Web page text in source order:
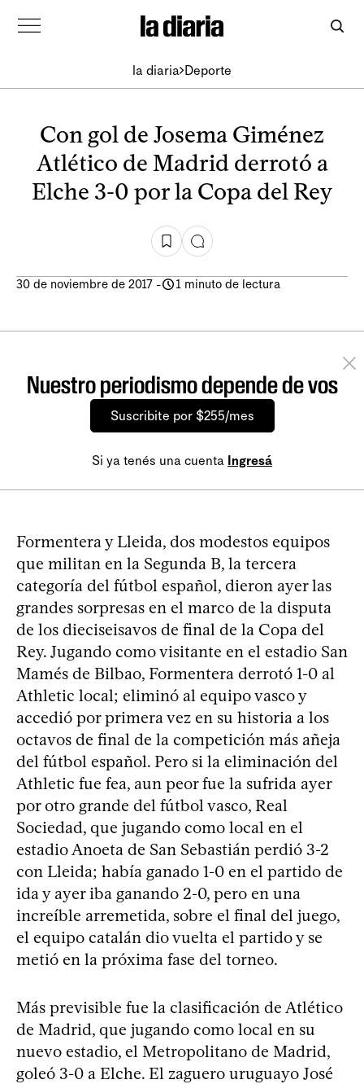
la diaria Deporte
Con gol de Josema Giménez
Atlético de Madrid derrotó a
Elche 3-0 por la Copa del Rey
30 de noviembre de 2017 - 1 minuto de lectura
Nuestro periodismo depende de vos
Suscribite por $255/mes
Si ya tenés una cuenta Ingresá
Formentera y Lleida, dos modestos equipos
que militan en la Segunda B, la tercera
categoría del fútbol español, dieron ayer las
grandes sorpresas en el marco de la disputa
de los dieciseisavos de final de la Copa del
Rey. Jugando como visitante en el estadio San
Mamés de Bilbao, Formentera derrotó 1-0 al
Athletic local; eliminó al equipo vasco y
accedió por primera vez en su historia a los
octavos de final de la competición más añeja
del fútbol español. Pero si la eliminación del
Athletic fue fea, aun peor fue la sufrida ayer
por otro grande del fútbol vasco, Real
Sociedad, que jugando como local en el
estadio Anoeta de San Sebastián perdió 3-2
con Lleida; había ganado 1-0 en el partido de
ida y ayer iba ganando 2-0, pero en una
increíble arremetida, sobre el final del juego,
el equipo catalán dio vuelta el partido y se
metió en la próxima fase del torneo.
Más previsible fue la clasificación de Atlético
de Madrid, que jugando como local en su
nuevo estadio, el Metropolitano de Madrid,
goleó 3-0 a Elche. El zaguero uruguayo José